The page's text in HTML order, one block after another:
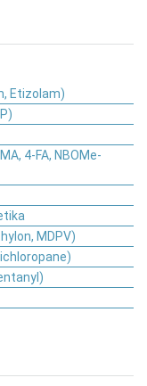
Etizolam)
4-FA, NBOMe-
MDPV)